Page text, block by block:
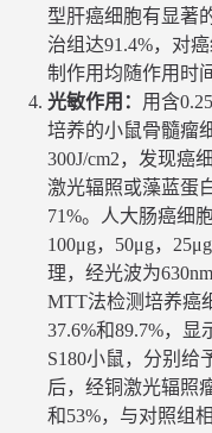
型肝癌细胞有显著
治组达91.4%，对
制作用均随作用时
光敏作用： 用含
培养的小鼠骨髓瘤
300J/cm2，发现癌
激光辐照或藻蓝蛋
71%。人大肠癌细
100μg，50μg，
理，经光波为
MTT法检测培养癌
37.6%和89.7%，
S180小鼠，分别给
后，经铜激光辐照
和53%，与对照组